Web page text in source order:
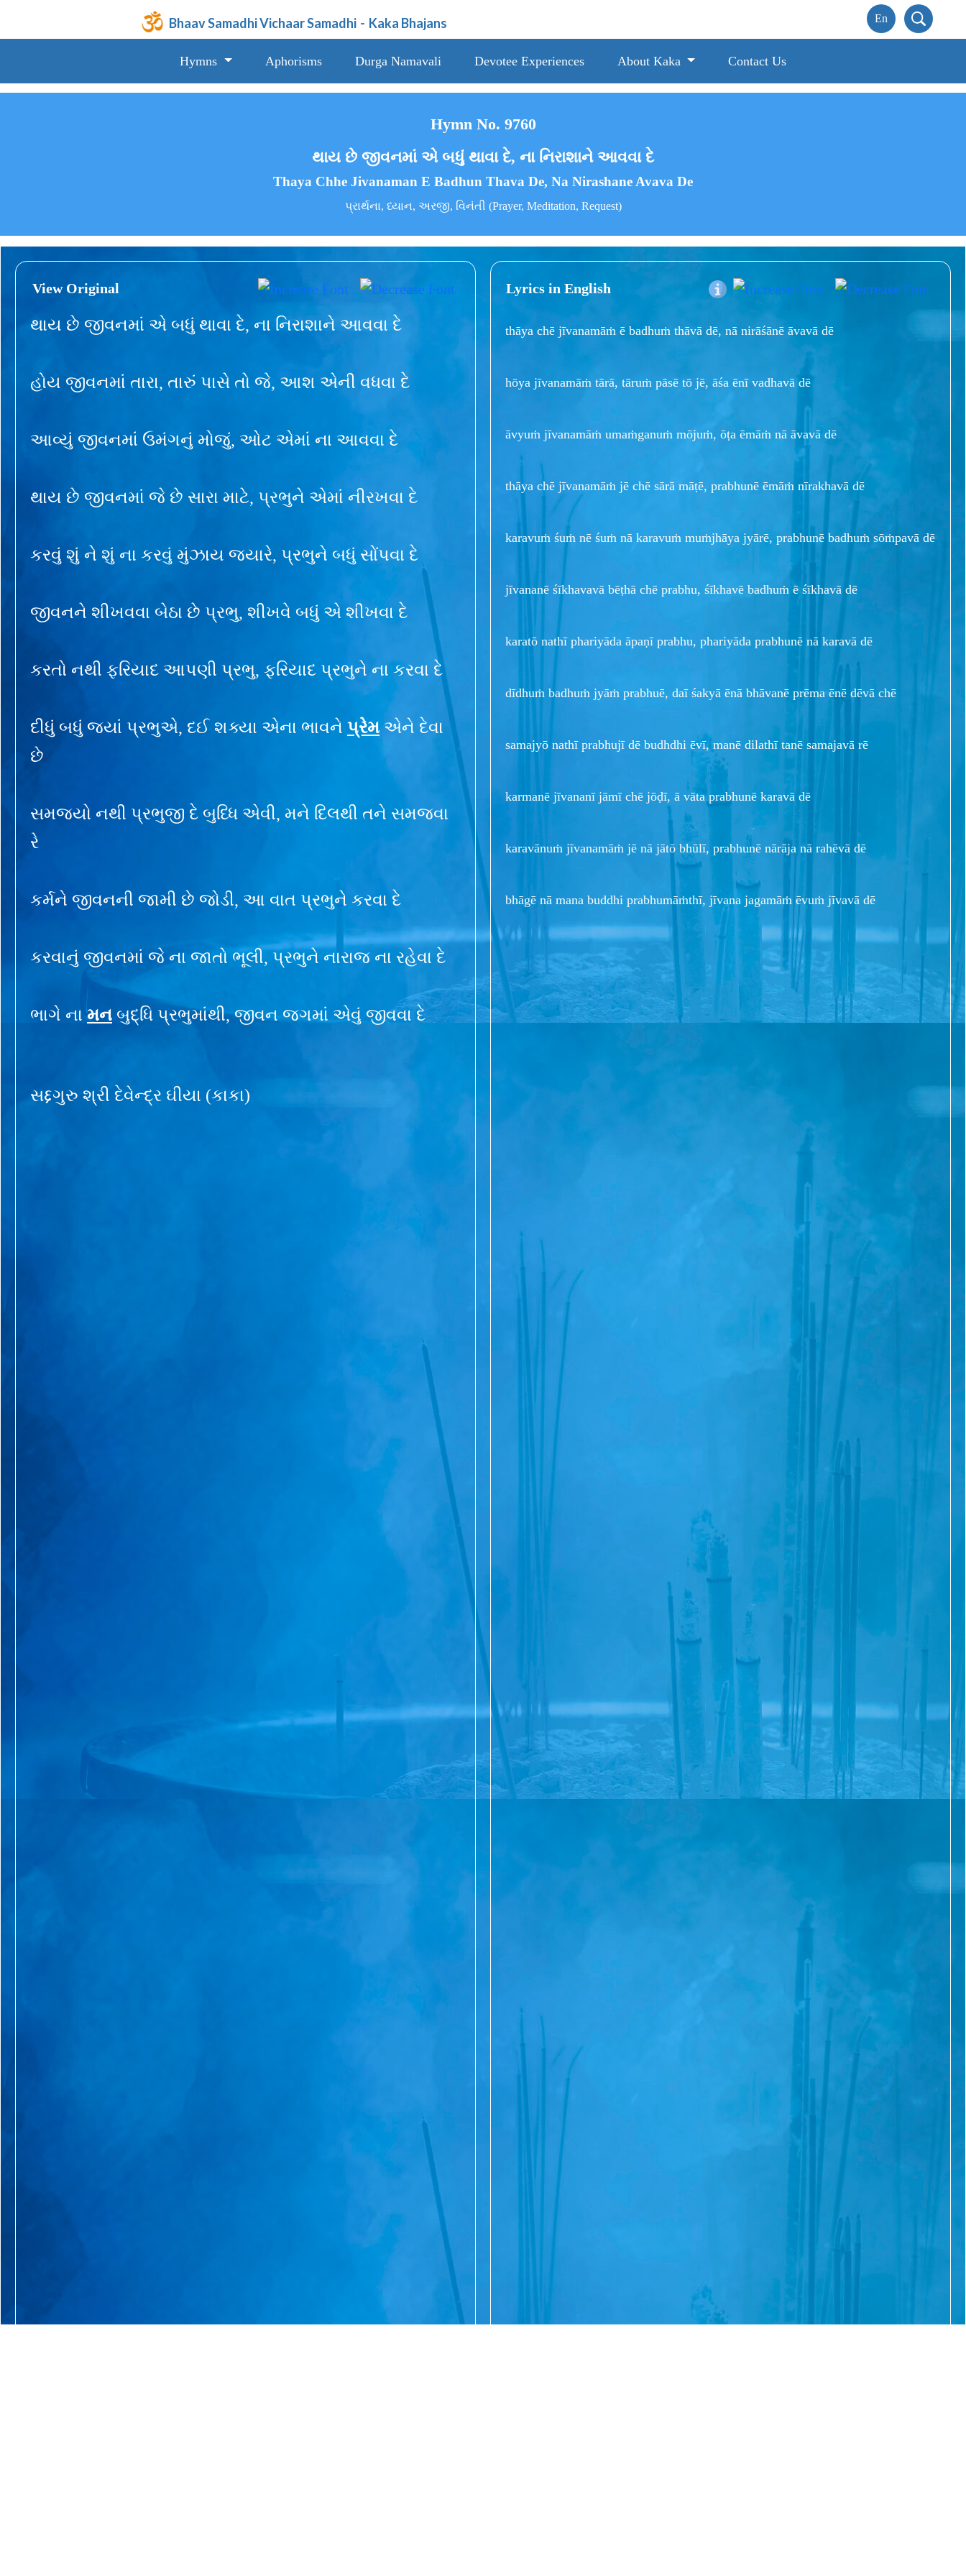
Bhaav Samadhi Vichaar Samadhi - Kaka Bhajans
Hymns Aphorisms Durga Namavali Devotee Experiences About Kaka Contact Us
Hymn No. 9760
થાય છે જીવનમાં એ બધું થાવા દે, ના નિરાશાને આવવા દે
Thaya Chhe Jivanaman E Badhun Thava De, Na Nirashane Avava De
પ્રાર્થના, ધ્યાન, અરજી, વિનંતી (Prayer, Meditation, Request)
View Original
થાય છે જીવનમાં એ બધું થાવા દે, ના નિરાશાને આવવા દે
હોય જીવનમાં તારા, તારું પાસે તો જે, આશ એની વધવા દે
આવ્યું જીવનમાં ઉમંગનું મોજું, ઓટ એમાં ના આવવા દે
થાય છે જીવનમાં જે છે સારા માટે, પ્રભુને એમાં નીરખવા દે
કરવું શું ને શું ના કરવું મુંઝાય જ્યારે, પ્રભુને બધું સોંપવા દે
જીવનને શીખવવા બેઠા છે પ્રભુ, શીખવે બધું એ શીખવા દે
કરતો નથી ફરિયાદ આપણી પ્રભુ, ફરિયાદ પ્રભુને ના કરવા દે
દીધું બધું જ્યાં પ્રભુએ, દઈ શક્યા એના ભાવને પ્રેમએને દેવા
છે
સમજ્યો નથી પ્રભુજી દે બુધ્ધિ એવી, મને દિલથી તને સમજવા
રે
કર્મને જીવનની જામી છે જોડી, આ વાત પ્રભુને કરવા દે
કરવાનું જીવનમાં જે ના જાતો ભૂલી, પ્રભુને નારાજ ના રહેવા દે
ભાગે નામન બુદ્ધિ પ્રભુમાંથી, જીવન જગમાં એવું જીવવા દે
સદ્દગુરુ શ્રી દેવેન્દ્ર ઘીયા (કાકા)
Lyrics in English
thāya chē jīvanamāṁ ē badhuṁ thāvā dē, nā nirāśānē āvavā dē
hōya jīvanamāṁ tārā, tāruṁ pāsē tō jē, āśa ēnī vadhavā dē
āvyuṁ jīvanamāṁ umaṁganuṁ mōjuṁ, ōṭa ēmāṁ nā āvavā dē
thāya chē jīvanamāṁ jē chē sārā māṭē, prabhunē ēmāṁ nīrakhavā dē
karavuṁ śuṁ nē śuṁ nā karavuṁ muṁjhāya jyārē, prabhunē badhuṁ sōṁpavā dē
jīvananē śīkhavavā bēṭhā chē prabhu, śīkhavē badhuṁ ē śīkhavā dē
karatō nathī phariyāda āpaṇī prabhu, phariyāda prabhunē nā karavā dē
dīdhuṁ badhuṁ jyāṁ prabhuē, daī śakyā ēnā bhāvanē prēma ēnē dēvā chē
samajyō nathī prabhujī dē budhdhi ēvī, manē dilathī tanē samajavā rē
karmanē jīvananī jāmī chē jōḍī, ā vāta prabhunē karavā dē
karavānuṁ jīvanamāṁ jē nā jātō bhūlī, prabhunē nārāja nā rahēvā dē
bhāgē nā mana buddhi prabhumāṁthī, jīvana jagamāṁ ēvuṁ jīvavā dē